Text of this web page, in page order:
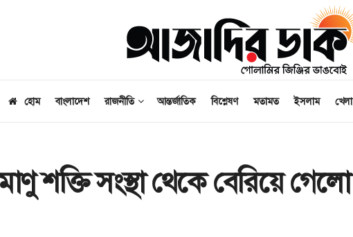
হোম বাংলাদেশ রাজনীতি আন্তর্জাতিক বিশ্লেষণ মতামত ইসলাম খেলা
শক্তি সংস্থা থেকে বেরিয়ে গেলো